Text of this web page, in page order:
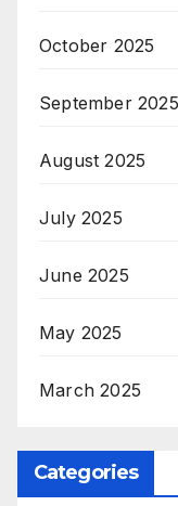
October 2025
September 2025
August 2025
July 2025
June 2025
May 2025
March 2025
Categories